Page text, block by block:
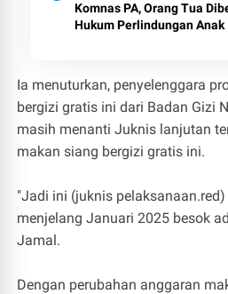
Komnas PA, Orang Tua
Hukum Perlindungan Anak
Ia menuturkan, penyelenggara
bergizi gratis ini dari Badan Gizi
masih menanti Juknis lanjutan
makan siang bergizi gratis ini.
"Jadi ini (juknis
menjelang Januari 2025 besok
Jamal.
Dengan perubahan anggaran